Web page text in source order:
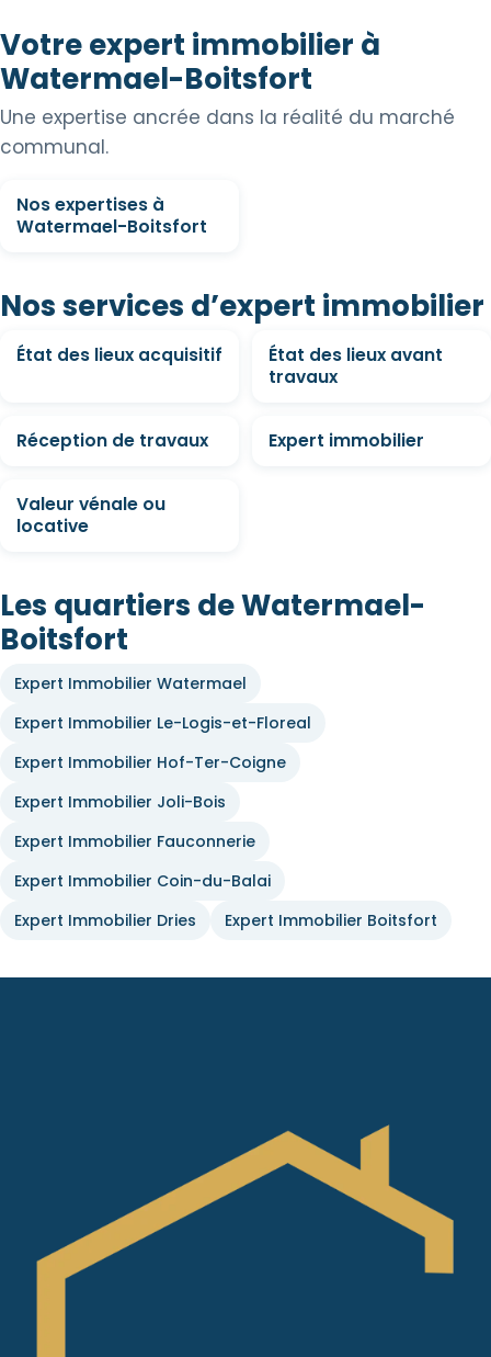
Votre expert immobilier à
Watermael-Boitsfort
Une expertise ancrée dans la réalité du marché
communal.
Nos expertises à
Watermael-Boitsfort
Nos services d’expert immobilier
État des lieux acquisitif
État des lieux avant
travaux
Réception de travaux Expert immobilier
Valeur vénale ou
locative
Les quartiers de Watermael-
Boitsfort
Expert Immobilier Watermael
Expert Immobilier Le-Logis-et-Floreal
Expert Immobilier Hof-Ter-Coigne
Expert Immobilier Joli-Bois
Expert Immobilier Fauconnerie
Expert Immobilier Coin-du-Balai
Expert Immobilier Dries
Expert Immobilier Boitsfort